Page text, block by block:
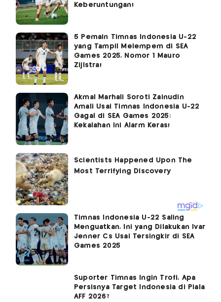
Keberuntungan!
5 Pemain Timnas Indonesia U-22
yang Tampil Melempem di SEA
Games 2025, Nomor 1 Mauro
Zijlstra!
Akmal Marhali Soroti Zainudin
Amali Usai Timnas Indonesia U-22
Gagal di SEA Games 2025:
Kekalahan Ini Alarm Keras!
Timnas Indonesia U-22 Saling
Menguatkan, Ini yang Dilakukan Ivar
Jenner Cs Usai Tersingkir di SEA
Games 2025
Suporter Timnas Ingin Trofi, Apa
Persisnya Target Indonesia di Piala
AFF 2026?